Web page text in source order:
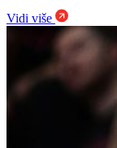
Vidi više